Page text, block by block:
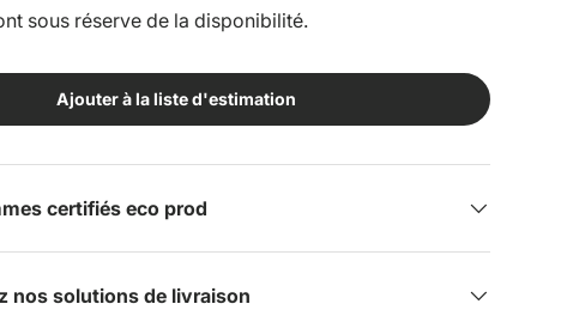
sous réserve de la disponibilité.
Ajouter à la liste d'estimation
certifiés eco prod
nos solutions de livraison